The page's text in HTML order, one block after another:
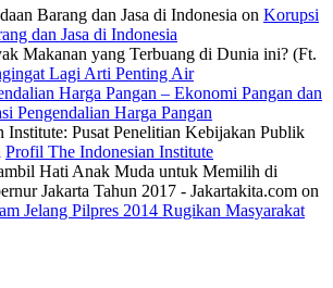
Barang dan Jasa di Indonesia on Korupsi
dan Jasa di Indonesia
Makanan yang Terbuang di Dunia ini? (Ft.
Lagi Arti Penting Air
Harga Pangan – Ekonomi Pangan dan
Pengendalian Harga Pangan
Institute: Pusat Penelitian Kebijakan Publik
Profil The Indonesian Institute
Hati Anak Muda untuk Memilih di
Jakarta Tahun 2017 - Jakartakita.com on
Jelang Pilpres 2014 Rugikan Masyarakat